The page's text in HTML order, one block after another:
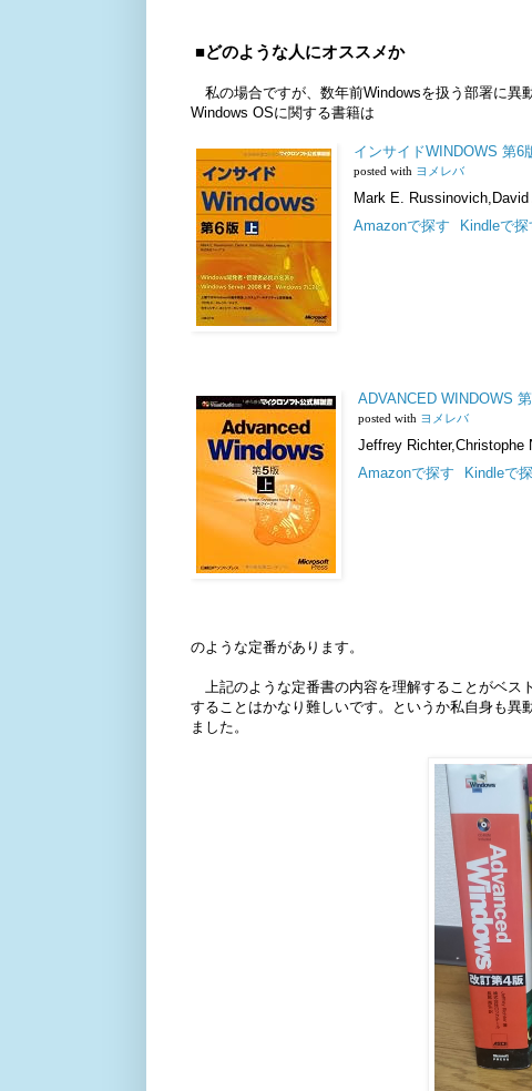
■どのような人にオススメか
私の場合ですが、数年前Windowsを扱う部署に異
Windows OSに関する書籍は
インサイドWINDOWS 第
posted with ヨメレバ
Mark E.
Amazonで探す
Kindleで探
ADVANCED WINDOWS
posted with ヨメレバ
Jeffrey Richter,Christophe
Amazonで探す
Kindleで
のような定番があります。
上記のような定番書の内容を理解することがベス
することはかなり難しいです。というか私自身も異
ました。